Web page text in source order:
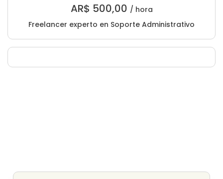
AR$ 500,00 / hora
Freelancer experto en Soporte Administrativo